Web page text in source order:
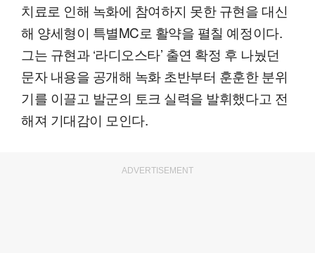
치료로 인해 녹화에 참여하지 못한 규현을 대신
해 양세형이 특별MC로 활약을 펼칠 예정이다.
그는 규현과 ‘라디오스타’ 출연 확정 후 나눴던
문자 내용을 공개해 녹화 초반부터 훈훈한 분위
기를 이끌고 발군의 토크 실력을 발휘했다고 전
해져 기대감이 모인다.
ADVERTISEMENT